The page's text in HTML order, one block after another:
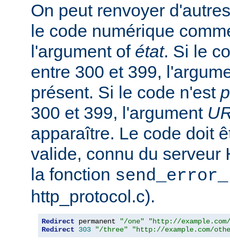
On peut renvoyer
le code numérique
l'argument of état. Si le
entre 300 et 399,
présent. Si le code n'est
300 et 399, l'argument
apparaître. Le code doit
valide, connu du serveur
la fonction
http_protocol.c).
Redirect permanent "/one"
"http://
Redirect
303 "/three" "http://example.com/